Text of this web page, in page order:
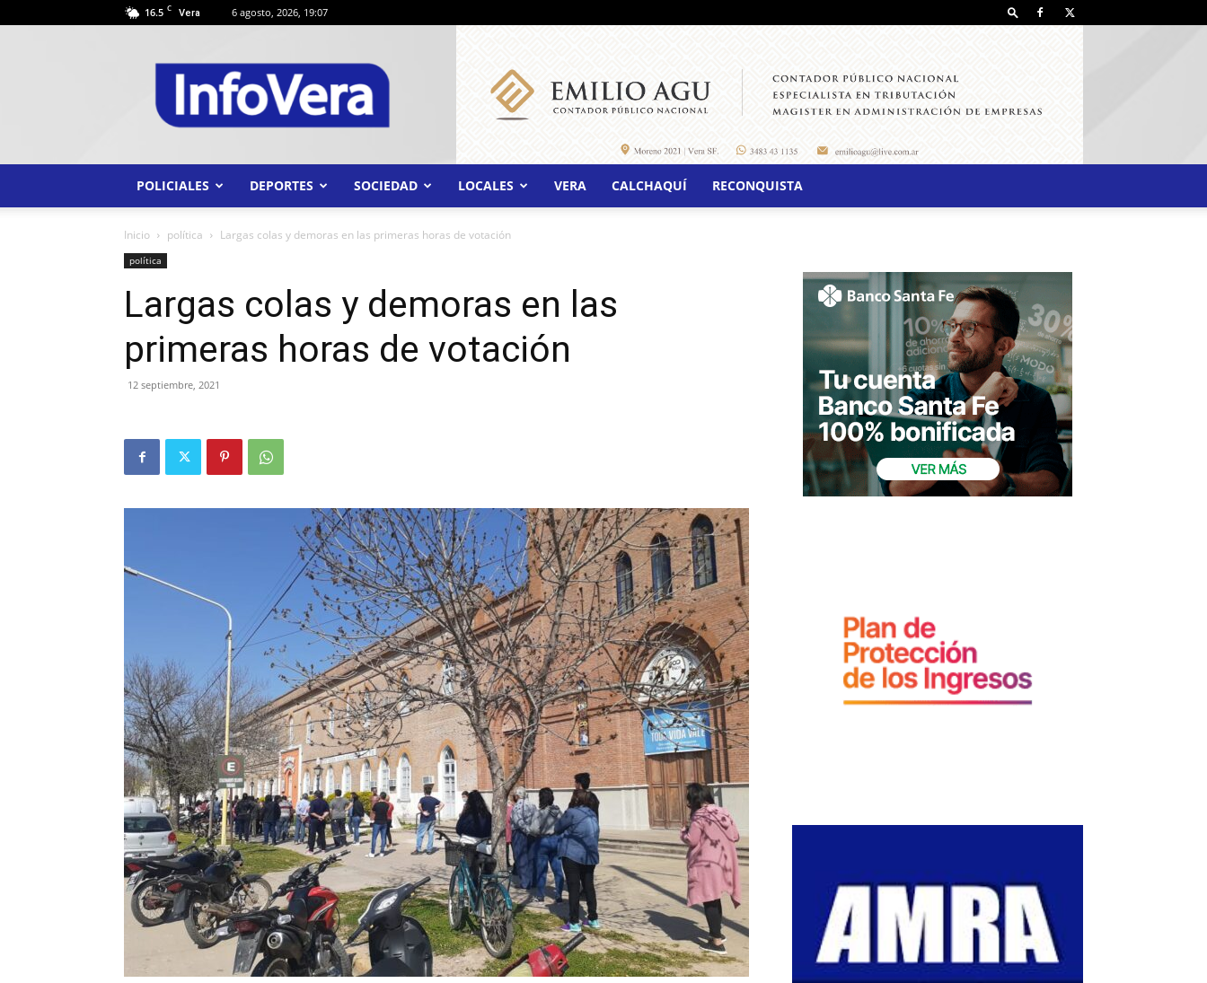
16.5 C Vera 6 agosto, 2026, 19:07
INFO
VERA
POLICIALES DEPORTES SOCIEDAD LOCALES VERA CALCHAQUÍ RECONQUISTA
Inicio política Largas colas y demoras en las primeras horas de votación
política
Largas colas y demoras en las
primeras horas de votación
12 septiembre, 2021